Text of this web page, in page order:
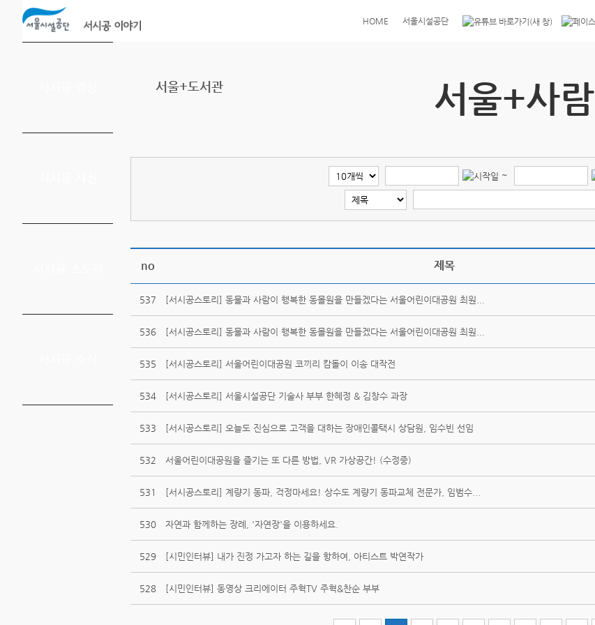
본문바로가기
HOME 서울시설공단
서울+사람
서울+도서관
~
no 제목
537 [서시공스토리] 동물과 사람이 행복한 동몰원을 만들겠다는 서울어린이대공원 최원...
536 [서시공스토리] 동물과 사람이 행복한 동몰원을 만들겠다는 서울어린이대공원 최원...
535 [서시공스토리] 서울어린이대공원 코끼리 캄돌이 이송 대작전
534 [서시공스토리] 서울시설공단 기술사 부부 한혜정 & 김창수 과장
533 [서시공스토리] 오늘도 진심으로 고객을 대하는 장애인콜택시 상담원, 임수빈 선임
532 서울어린이대공원을 즐기는 또 다른 방법, VR 가상공간! (수정중)
531 [서시공스토리] 계량기 동파, 걱정마세요! 상수도 계량기 동파교체 전문가, 임범수...
530 자연과 함께하는 장례, '자연장'을 이용하세요.
529 [시민인터뷰] 내가 진정 가고자 하는 길을 항하여, 아티스트 박연작가
528 [시민인터뷰] 동영상 크리에이터 주혁TV 주혁&찬순 부부